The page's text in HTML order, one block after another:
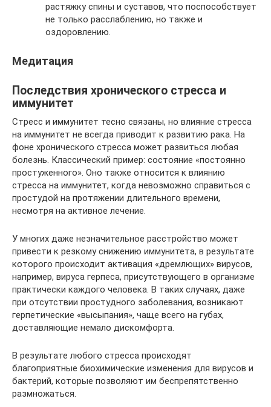
растяжку спины и суставов, что поспособствует
не только расслаблению, но также и
оздоровлению.
Медитация
Последствия хронического стресса и
иммунитет
Стресс и иммунитет тесно связаны, но влияние стресса
на иммунитет не всегда приводит к развитию рака. На
фоне хронического стресса может развиться любая
болезнь. Классический пример: состояние «постоянно
простуженного». Оно также относится к влиянию
стресса на иммунитет, когда невозможно справиться с
простудой на протяжении длительного времени,
несмотря на активное лечение.
У многих даже незначительное расстройство может
привести к резкому снижению иммунитета, в результате
которого происходит активация «дремлющих» вирусов,
например, вируса герпеса, присутствующего в организме
практически каждого человека. В таких случаях, даже
при отсутствии простудного заболевания, возникают
герпетические «высыпания», чаще всего на губах,
доставляющие немало дискомфорта.
В результате любого стресса происходят
благоприятные биохимические изменения для вирусов и
бактерий, которые позволяют им беспрепятственно
размножаться.